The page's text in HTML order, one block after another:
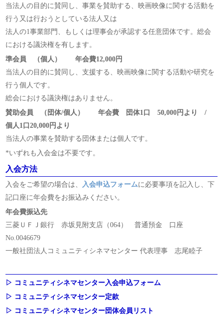
当法人の目的に賛同し、事業を賛助する、映画映像に関する活動を
行う又は行おうとしている法人又は
法人の1事業部門、もしくは理事会が承認する任意団体です。総会
における議決権を有します。
準会員 （個人） 年会費12,000円
当法人の目的に賛同し、支援する、映画映像に関する活動や研究を
行う個人です。
総会における議決権はありません。
賛助会員 （団体/個人） 年会費 団体1口 50,000円より /
個人1口20,000円より
当法人の事業を賛助する団体または個人です。
*いずれも入会金は不要です。
入会方法
入会をご希望の場合は、 入会申込フォームに必要事項を記入し、下
記口座に年会費をお振込みください。
年会費振込先
三菱ＵＦＪ銀行 赤坂見附支店（064） 普通預金 口座
No.0046679
一般社団法人コミュニティシネマセンター 代表理事 志尾睦子
▷ コミュニティシネマセンター入会申込フォーム
▷ コミュニティシネマセンター定款
▷ コミュニティシネマセンター団体会員リスト